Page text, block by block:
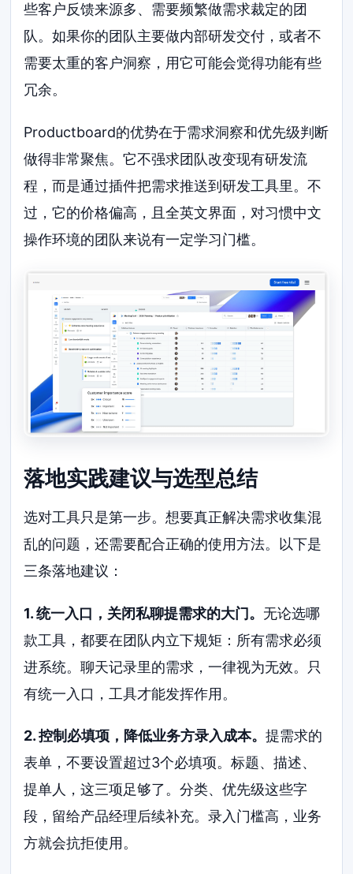
些客户反馈来源多、需要频繁做需求裁定的团
队。如果你的团队主要做内部研发交付，或者不
需要太重的客户洞察，用它可能会觉得功能有些
冗余。
Productboard的优势在于需求洞察和优先级判断
做得非常聚焦。它不强求团队改变现有研发流
程，而是通过插件把需求推送到研发工具里。不
过，它的价格偏高，且全英文界面，对习惯中文
操作环境的团队来说有一定学习门槛。
落地实践建议与选型总结
选对工具只是第一步。想要真正解决需求收集混
乱的问题，还需要配合正确的使用方法。以下是
三条落地建议：
1. 统一入口，关闭私聊提需求的大门。 无论选哪
款工具，都要在团队内立下规矩：所有需求必须
进系统。聊天记录里的需求，一律视为无效。只
有统一入口，工具才能发挥作用。
2. 控制必填项，降低业务方录入成本。提需求的
表单，不要设置超过3个必填项。标题、描述、
提单人，这三项足够了。分类、优先级这些字
段，留给产品经理后续补充。录入门槛高，业务
方就会抗拒使用。